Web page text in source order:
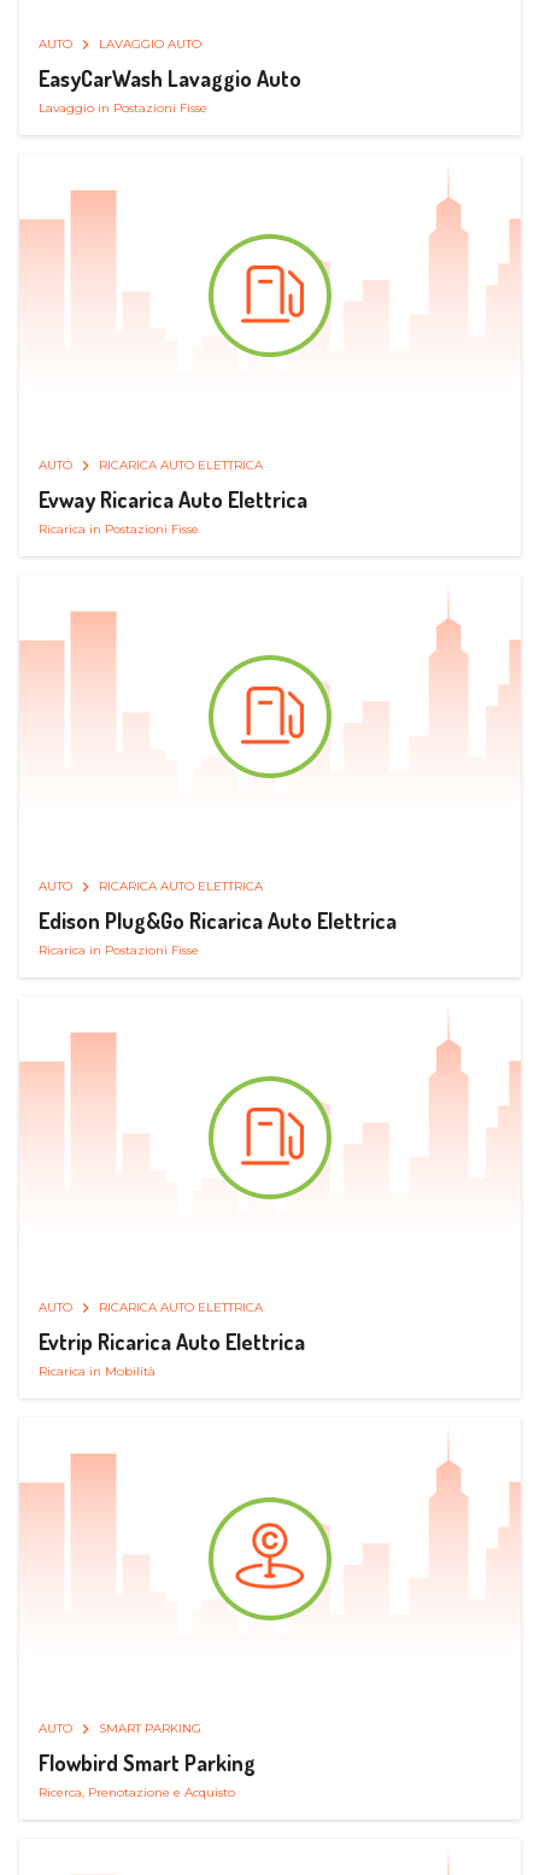
AUTO LAVAGGIO AUTO
EasyCarWash Lavaggio Auto
Lavaggio in Postazioni Fisse
AUTO RICARICA AUTO ELETTRICA
Evway Ricarica Auto Elettrica
Ricarica in Postazioni Fisse
AUTO RICARICA AUTO ELETTRICA
Edison Plug&Go Ricarica Auto Elettrica
Ricarica in Postazioni Fisse
AUTO RICARICA AUTO ELETTRICA
Evtrip Ricarica Auto Elettrica
Ricarica in Mobilità
AUTO SMART PARKING
Flowbird Smart Parking
Ricerca, Prenotazione e Acquisto